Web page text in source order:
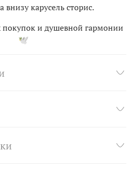
внизу карусель сторис.
покупок и душевной гармонии